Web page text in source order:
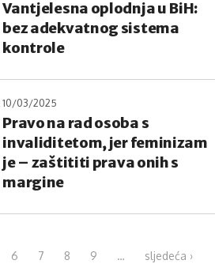
Vantjelesna oplodnja u BiH:
bez adekvatnog sistema
kontrole
10/03/2025
Pravo na rad osoba s
invaliditetom, jer feminizam
je – zaštititi prava onih s
margine
6 7 8 9 …
sljedeća ›